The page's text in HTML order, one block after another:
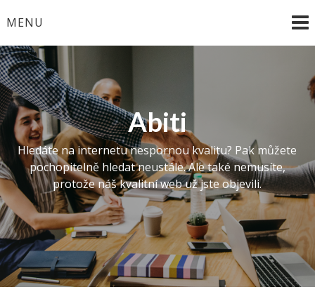
toMENU
Abiti
Hledáte na internetu nespornou kvalitu? Pak můžete
pochopitelně hledat neustále. Ale také nemusíte,
protože náš kvalitní web už jste objevili.